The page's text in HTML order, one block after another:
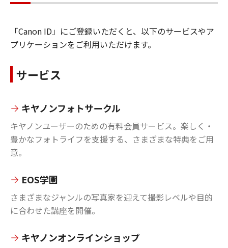
「Canon ID」にご登録いただくと、以下のサービスやア
プリケーションをご利用いただけます。
サービス
キヤノンフォトサークル
キヤノンユーザーのための有料会員サービス。楽しく・
豊かなフォトライフを支援する、さまざまな特典をご用
意。
EOS学園
さまざまなジャンルの写真家を迎えて撮影レベルや目的
に合わせた講座を開催。
キヤノンオンラインショップ